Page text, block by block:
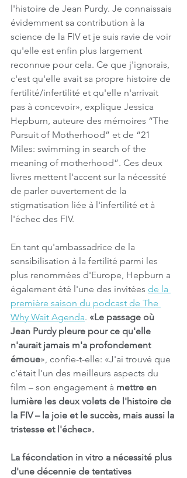
l'histoire de Jean Purdy. Je connaissais
évidemment sa contribution à la
science de la FIV et je suis ravie de voir
qu'elle est enfin plus largement
reconnue pour cela. Ce que j'ignorais,
c'est qu'elle avait sa propre histoire de
fertilité/infertilité et qu'elle n'arrivait
pas à concevoir», explique Jessica
Hepburn, auteure des mémoires “The
Pursuit of Motherhood” et de “21
Miles: swimming in search of the
meaning of motherhood”. Ces deux
livres mettent l'accent sur la nécessité
de parler ouvertement de la
stigmatisation liée à l'infertilité et à
l'échec des FIV.
En tant qu'ambassadrice de la
sensibilisation à la fertilité parmi les
plus renommées d'Europe, Hepburn a
également été l'une des invitées de la
première saison du podcast de The
Why Wait Agenda. «Le passage où
Jean Purdy pleure pour ce qu'elle
n'aurait jamais m'a profondement
émoue», confie-t-elle: «J'ai trouvé que
c'était l'un des meilleurs aspects du
film – son engagement à mettre en
lumière les deux volets de l'histoire de
la FIV – la joie et le succès, mais aussi la
tristesse et l'échec».
La fécondation in vitro a nécessité plus
d'une décennie de tentatives